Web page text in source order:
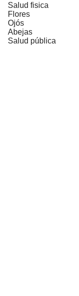
Salud fisica
Flores
Ojós
Abejas
Salud pública